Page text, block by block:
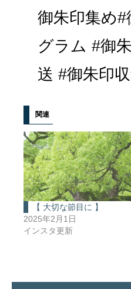
御朱印集め
グラム #御
送 #御朱印
関連
【 大切な節目に 】
2025年2月1日
インスタ更新